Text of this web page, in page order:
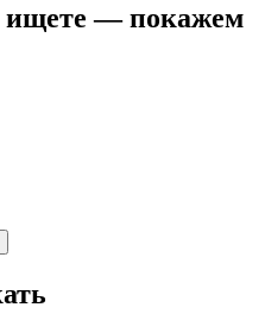
ищете — покажем